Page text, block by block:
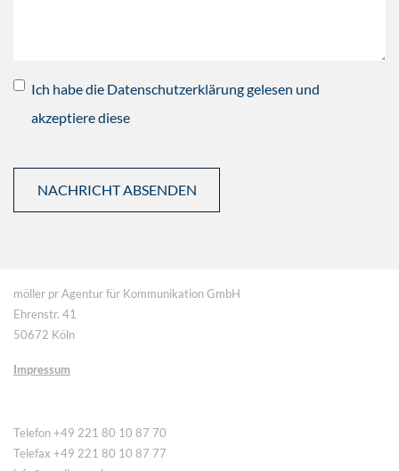
Ich habe die Datenschutzerklärung gelesen und
akzeptiere diese
möller pr Agentur für Kommunikation GmbH
Ehrenstr. 41
50672 Köln
Impressum
Telefon +49 221 80 10 87 70
Telefax +49 221 80 10 87 77